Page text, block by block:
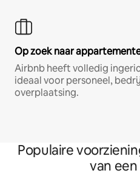
Op zoek naar
Airbnb heeft volledig
ideaal voor personeel,
overplaatsing.
Populaire
van